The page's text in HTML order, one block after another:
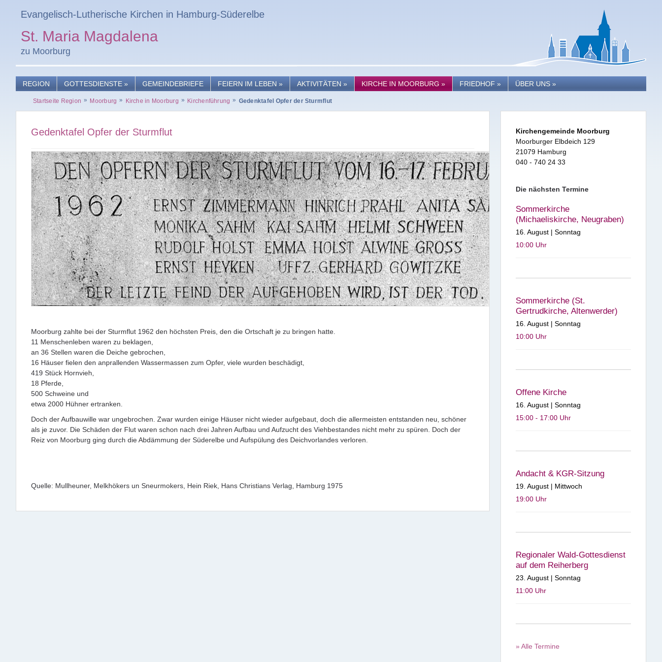
Evangelisch-Lutherische Kirchen in Hamburg-Süderelbe
St. Maria Magdalena
zu Moorburg
REGION GOTTESDIENSTE » GEMEINDEBRIEFE FEIERN IM LEBEN » AKTIVITÄTEN » KIRCHE IN MOORBURG » FRIEDHOF » ÜBER UNS »
Startseite Region » Moorburg » Kirche in Moorburg » Kirchenführung » Gedenktafel Opfer der Sturmflut
Gedenktafel Opfer der Sturmflut
Moorburg zahlte bei der Sturmflut 1962 den höchsten Preis, den die Ortschaft je zu bringen hatte.
11 Menschenleben waren zu beklagen,
an 36 Stellen waren die Deiche gebrochen,
16 Häuser fielen den anprallenden Wassermassen zum Opfer, viele wurden beschädigt,
419 Stück Hornvieh,
18 Pferde,
500 Schweine und
etwa 2000 Hühner ertranken.
Doch der Aufbauwille war ungebrochen. Zwar wurden einige Häuser nicht wieder aufgebaut, doch die allermeisten entstanden neu, schöner
als je zuvor. Die Schäden der Flut waren schon nach drei Jahren Aufbau und Aufzucht des Viehbestandes nicht mehr zu spüren. Doch der
Reiz von Moorburg ging durch die Abdämmung der Süderelbe und Aufspülung des Deichvorlandes verloren.
Quelle: Mullheuner, Melkhökers un Sneurmokers, Hein Riek, Hans Christians Verlag, Hamburg 1975
Kirchengemeinde Moorburg
Moorburger Elbdeich 129
21079 Hamburg
040 - 740 24 33
Die nächsten Termine
Sommerkirche
(Michaeliskirche, Neugraben)
16. August | Sonntag
10:00Uhr
Sommerkirche (St.
Gertrudkirche, Altenwerder)
16. August | Sonntag
10:00Uhr
Offene Kirche
16. August | Sonntag
15:00 - 17:00Uhr
Andacht & KGR-Sitzung
19. August | Mittwoch
19:00Uhr
Regionaler Wald-Gottesdienst
auf dem Reiherberg
23. August | Sonntag
11:00Uhr
» Alle Termine